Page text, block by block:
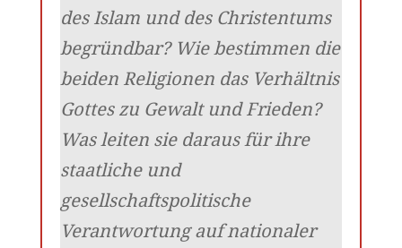
des Islam und des Christentums
begründbar? Wie bestimmen die
beiden Religionen das Verhältnis
Gottes zu Gewalt und Frieden?
Was leiten sie daraus für ihre
staatliche und
gesellschaftspolitische
Verantwortung auf nationaler